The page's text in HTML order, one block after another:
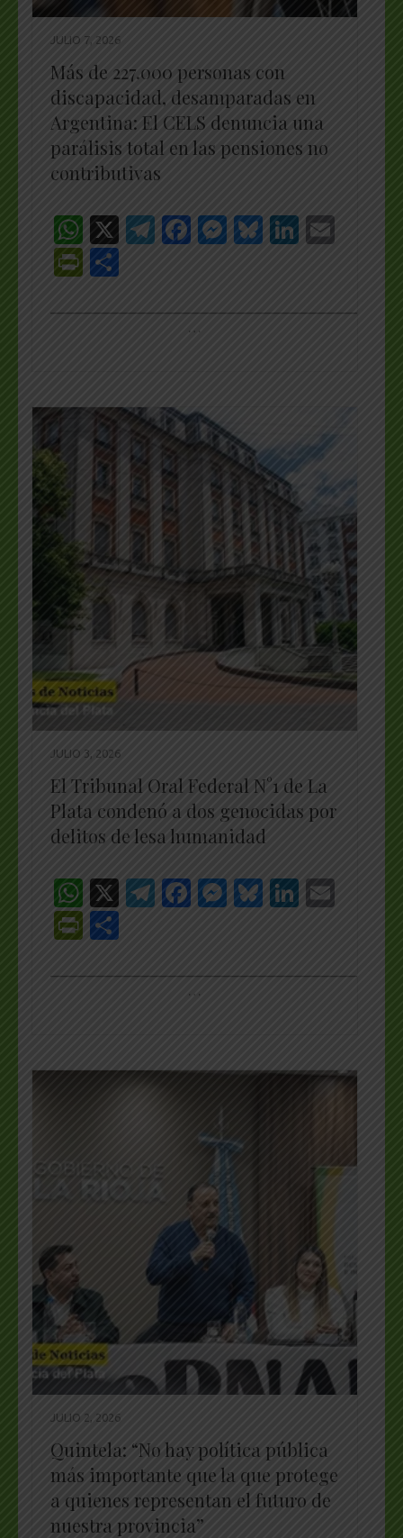
JULIO 7, 2026
Más de 227.000 personas con
discapacidad, desamparadas en
Argentina: El CELS denuncia una
parálisis total en las pensiones no
contributivas
WhatsApp
X Telegram
Facebook
Messenger
Bluesky
PrintFriendly
…
JULIO 3, 2026
El Tribunal Oral Federal N°1 de La
Plata condenó a dos genocidas por
delitos de lesa humanidad
WhatsApp
X Telegram
Facebook
Messenger
Bluesky
PrintFriendly
…
JULIO 2, 2026
Quintela: “No hay política pública
más importante que la que protege
a quienes representan el futuro de
nuestra provincia”